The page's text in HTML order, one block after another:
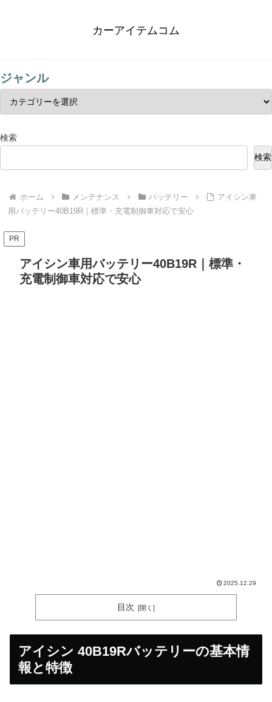
カーアイテムコム
ジャンル
検索
検索
ホーム メンテナンス バッテリー
アイシン車
用バッテリー40B19R｜標準・充電制御車対応で安心
PR
アイシン車用バッテリー40B19R｜標準・
充電制御車対応で安心
2025.12.29
目次
アイシン 40B19Rバッテリーの基本情
報と特徴